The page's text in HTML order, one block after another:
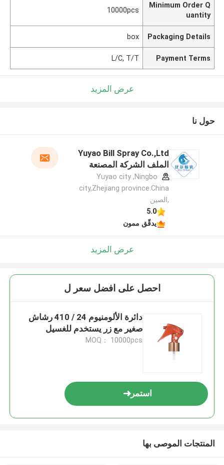
Minimum Order Q
uantity
10000pcs
Packaging Details
box
Payment Terms
L/C, T/T
عرض المزيد
حول نا
Yuyao Bill Spray Co.,Ltd
الملف الشركة المصنعة
Yuyao city ,Ningbo
city,Zhejiang province.China
,الصين
5.0
يدقّق ممون
عرض المزيد
احصل على افضل سعر ل
دائرة الألومنيوم 24 / 410 رشاش
صغير مع زر يستخدم للغسيل
MOQ： 10000pcs
استمر
المنتجات الموصى بها